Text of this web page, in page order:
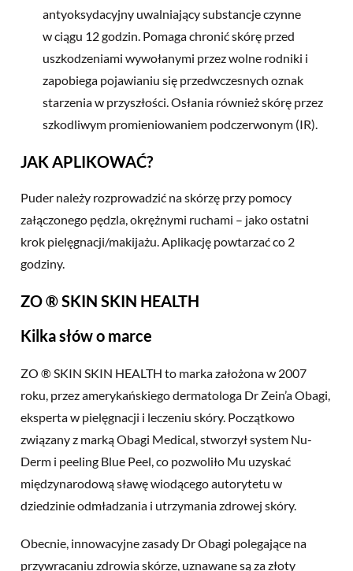
antyoksydacyjny uwalniający substancje czynne
w ciągu 12 godzin. Pomaga chronić skórę przed
uszkodzeniami wywołanymi przez wolne rodniki i
zapobiega pojawianiu się przedwczesnych oznak
starzenia w przyszłości. Osłania również skórę przez
szkodliwym promieniowaniem podczerwonym (IR).
JAK APLIKOWAĆ?
Puder należy rozprowadzić na skórzę przy pomocy
załączonego pędzla, okrężnymi ruchami – jako ostatni
krok pielęgnacji/makijażu. Aplikację powtarzać co 2
godziny.
ZO ® SKIN SKIN HEALTH
Kilka słów o marce
ZO ® SKIN SKIN HEALTH to marka założona w 2007
roku, przez amerykańskiego dermatologa Dr Zein’a Obagi,
eksperta w pielęgnacji i leczeniu skóry. Początkowo
związany z marką Obagi Medical, stworzył system Nu-
Derm i peeling Blue Peel, co pozwoliło Mu uzyskać
międzynarodową sławę wiodącego autorytetu w
dziedzinie odmładzania i utrzymania zdrowej skóry.
Obecnie, innowacyjne zasady Dr Obagi polegające na
przywracaniu zdrowia skórze, uznawane są za złoty